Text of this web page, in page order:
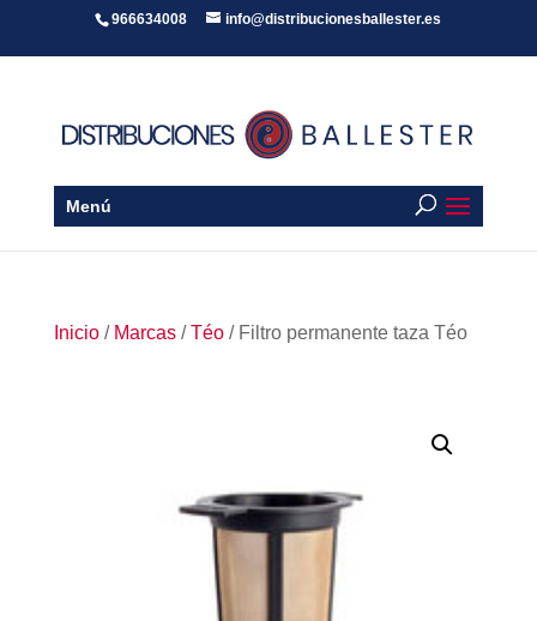
966634008 info@distribucionesballester.es
Menú
Inicio/ Marcas/Téo/ Filtro permanente taza Téo